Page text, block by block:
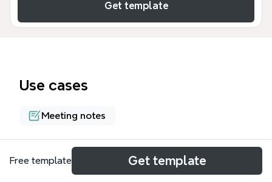
Get template
Use cases
Meeting notes
About
Free template Get template